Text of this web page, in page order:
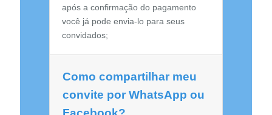
após a confirmação do pagamento
você já pode envia-lo para seus
convidados;
Como compartilhar meu
convite por WhatsApp ou